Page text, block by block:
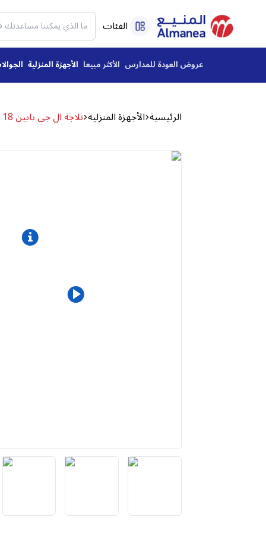
الفئات
عروض العودة للمدارس الأكثر مبيعا الأجهزة المنزلية
الرئيسية الأجهزة المنزلية ثلاجة ال جي بابين 18 قدم سلفر LT19CBBSIN